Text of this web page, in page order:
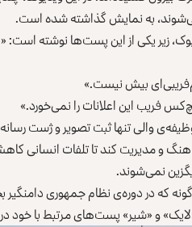
می‌شوند، به نمایش گذاشته شده است.
زیر یکی از این پست‌ها نوشته
بیش نیست.»
فریب این اعلانات را نمی‌خورد.»
والی تنها ثبت تصویر و ژست
و مدیریت کند تا تلفات انسانی
نمی‌شوند.
که در دوره‌ی نظام جمهوری دامنگیر
«لایک» و «شیر» پست‌های مرتبط با